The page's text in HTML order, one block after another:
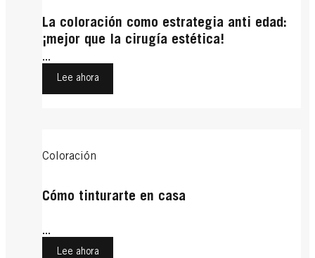
La coloración como estrategia anti edad:
¡mejor que la cirugía estética!
...
Lee ahora
Coloración
Cómo tinturarte en casa
...
Lee ahora